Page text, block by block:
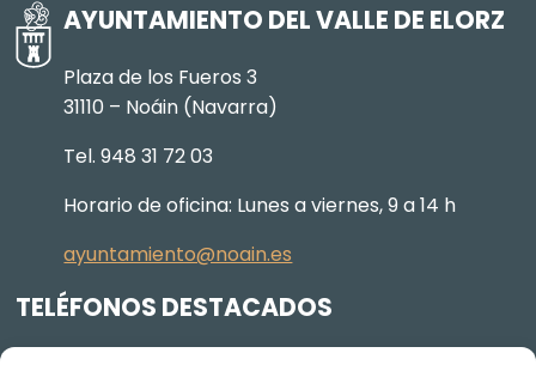
AYUNTAMIENTO DEL VALLE DE ELORZ
Plaza de los Fueros 3
31110 – Noáin (Navarra)
Tel. 948 31 72 03
Horario de oficina: Lunes a viernes, 9 a 14 h
ayuntamiento@noain.es
TELÉFONOS DESTACADOS